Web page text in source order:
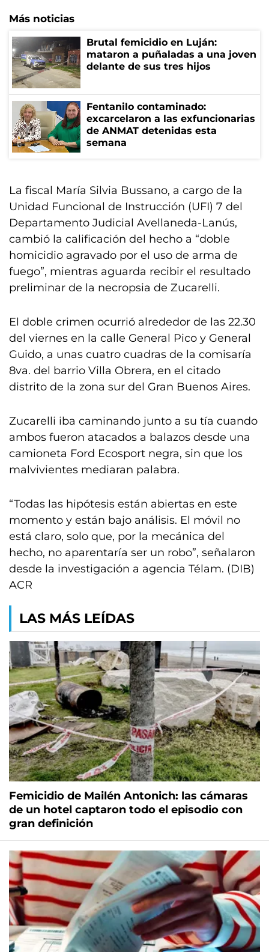
Más noticias
Brutal femicidio en Luján:
mataron a puñaladas a una joven
delante de sus tres hijos
Fentanilo contaminado:
excarcelaron a las exfuncionarias
de ANMAT detenidas esta
semana
La fiscal María Silvia Bussano, a cargo de la
Unidad Funcional de Instrucción (UFI) 7 del
Departamento Judicial Avellaneda-Lanús,
cambió la calificación del hecho a “doble
homicidio agravado por el uso de arma de
fuego”, mientras aguarda recibir el resultado
preliminar de la necropsia de Zucarelli.
El doble crimen ocurrió alrededor de las 22.30
del viernes en la calle General Pico y General
Guido, a unas cuatro cuadras de la comisaría
8va. del barrio Villa Obrera, en el citado
distrito de la zona sur del Gran Buenos Aires.
Zucarelli iba caminando junto a su tía cuando
ambos fueron atacados a balazos desde una
camioneta Ford Ecosport negra, sin que los
malvivientes mediaran palabra.
“Todas las hipótesis están abiertas en este
momento y están bajo análisis. El móvil no
está claro, solo que, por la mecánica del
hecho, no aparentaría ser un robo”, señalaron
desde la investigación a agencia Télam. (DIB)
ACR
LAS MÁS LEÍDAS
Femicidio de Mailén Antonich: las cámaras
de un hotel captaron todo el episodio con
gran definición